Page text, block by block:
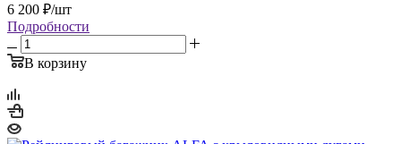
6 200 ₽/шт
Подробности
В корзину